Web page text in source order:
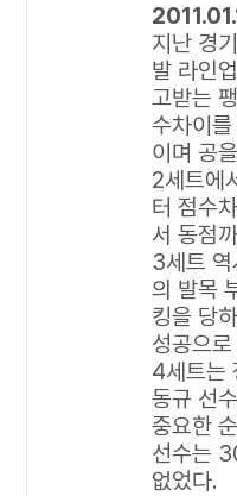
지난 경
발 라인
고받는
수차이
이며 공
2세트에
터 점수
서 동점
3세트
의 발목
킹을 당
성공으
4세트는
동규 선
중요한
선수는
없었다.